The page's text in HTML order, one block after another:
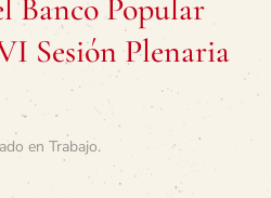
Banco Popular
Sesión Plenaria
en Trabajo.